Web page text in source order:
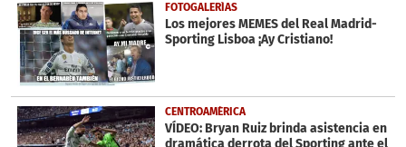
FOTOGALERÍAS
Los mejores MEMES del Real Madrid-
Sporting Lisboa ¡Ay Cristiano!
CENTROAMÉRICA
VÍDEO: Bryan Ruiz brinda asistencia en
dramática derrota del Sporting ante el